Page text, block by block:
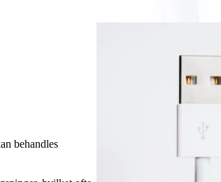
behandles